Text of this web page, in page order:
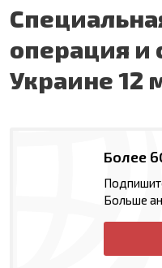
операция и
Украине 12
Более
Больше